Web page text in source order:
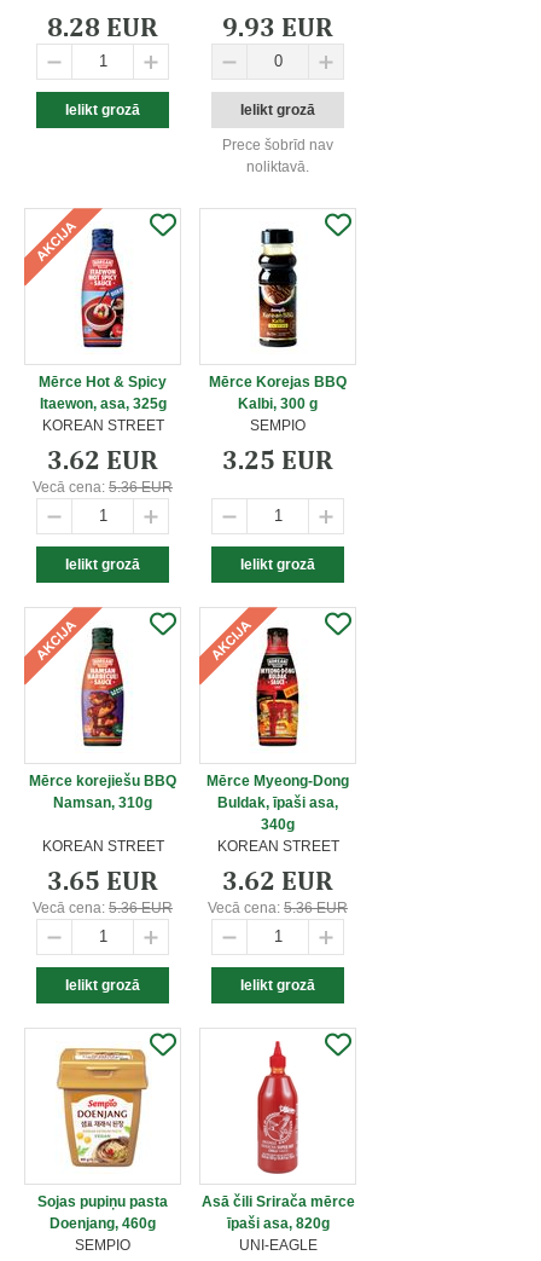
8.28 EUR 9.93 EUR
Prece šobrīd nav
noliktavā.
Mērce Hot & Spicy
Itaewon, asa, 325g
KOREAN STREET
3.62 EUR
Vecā cena: 5.36 EUR
Mērce Korejas BBQ
Kalbi, 300 g
SEMPIO
3.25 EUR
Mērce korejiešu BBQ
Namsan, 310g
KOREAN STREET
3.65 EUR
Vecā cena: 5.36 EUR
Mērce Myeong-Dong
Buldak, īpaši asa,
340g
KOREAN STREET
3.62 EUR
Vecā cena: 5.36 EUR
Sojas pupiņu pasta
Doenjang, 460g
SEMPIO
Asā čili Srirača mērce
īpaši asa, 820g
UNI-EAGLE